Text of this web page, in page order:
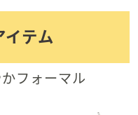
イテム
フォーマル